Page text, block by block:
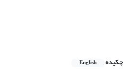
چکیده
English